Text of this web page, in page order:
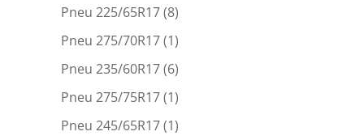
Pneu 225/65R17(8)
Pneu 275/70R17(1)
Pneu 235/60R17(6)
Pneu 275/75R17(1)
Pneu 245/65R17(1)